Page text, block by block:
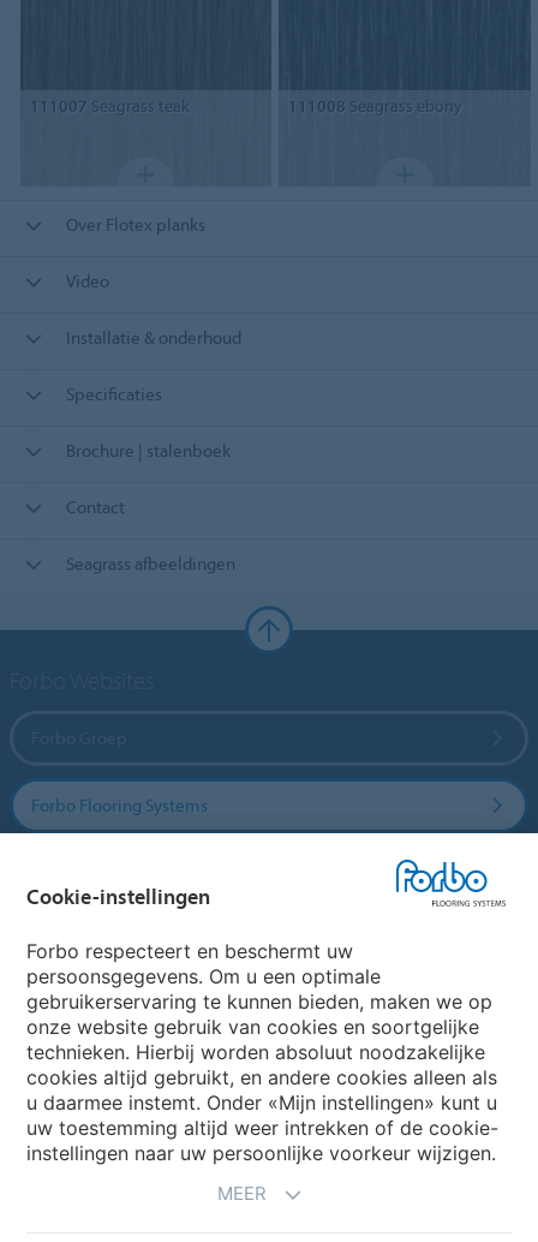
111007 Seagrass teak 111008 Seagrass ebony
Over Flotex planks
Video
Installatie & onderhoud
Specificaties
Brochure | stalenboek
Contact
Seagrass afbeeldingen
Forbo Flooring Systems
Website
Kies uw land
My Forbo
NIEUWSBRIEF
Cookie-instellingen
Forbo respecteert en beschermt uw
persoonsgegevens. Om u een optimale
gebruikerservaring te kunnen bieden, maken we op
onze website gebruik van cookies en soortgelijke
technieken. Hierbij worden absoluut noodzakelijke
cookies altijd gebruikt, en andere cookies alleen als
u daarmee instemt. Onder «Mijn instellingen» kunt u
uw toestemming altijd weer intrekken of de cookie-
instellingen naar uw persoonlijke voorkeur wijzigen.
MEER